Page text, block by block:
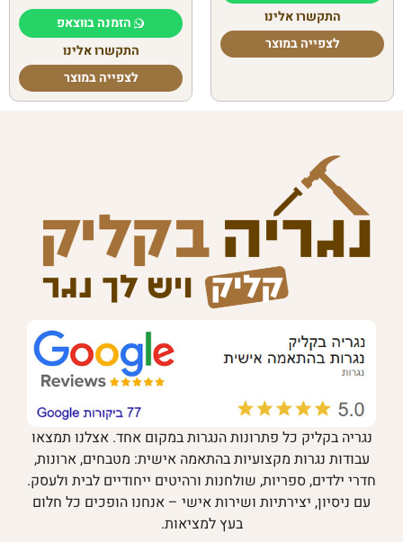
התקשרו אלינו
לצפייה במוצר
הזמנה בווצאפ
התקשרו אלינו
לצפייה במוצר
נגריה בקליק כל פתרונות הנגרות במקום אחד. אצלנו תמצאו
עבודות נגרות מקצועיות בהתאמה אישית: מטבחים, ארונות,
חדרי ילדים, ספריות, שולחנות ורהיטים ייחודיים לבית ולעסק.
עם ניסיון, יצירתיות ושירות אישי – אנחנו הופכים כל חלום
בעץ למציאות.